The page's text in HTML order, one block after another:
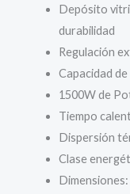
Depósito
durabilidad
Regulación
Capacidad de
1500W de
Tiempo
Dispersión
Clase